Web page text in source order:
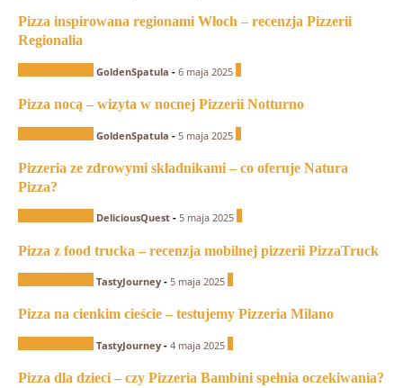
Pizza inspirowana regionami Włoch – recenzja Pizzerii
Regionalia
GoldenSpatula - 6 maja 2025
Pizza nocą – wizyta w nocnej Pizzerii Notturno
GoldenSpatula - 5 maja 2025
Pizzeria ze zdrowymi składnikami – co oferuje Natura
Pizza?
DeliciousQuest - 5 maja 2025
Pizza z food trucka – recenzja mobilnej pizzerii PizzaTruck
TastyJourney - 5 maja 2025
Pizza na cienkim cieście – testujemy Pizzeria Milano
TastyJourney - 4 maja 2025
Pizza dla dzieci – czy Pizzeria Bambini spełnia oczekiwania?